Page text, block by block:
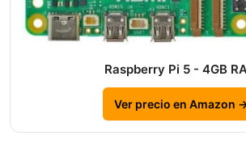
Raspberry Pi 5 - 4GB
Ver precio en Amazon